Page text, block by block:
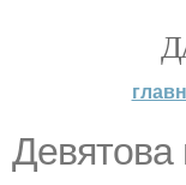
Девятова